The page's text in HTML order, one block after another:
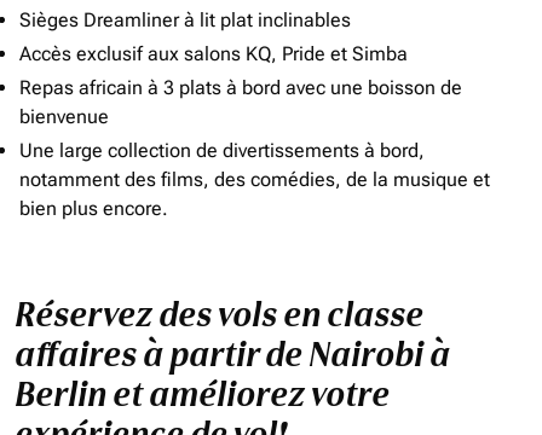
Sièges Dreamliner à lit plat inclinables
Accès exclusif aux salons KQ, Pride et Simba
Repas africain à 3 plats à bord avec une boisson de
bienvenue
Une large collection de divertissements à bord,
notamment des films, des comédies, de la musique et
bien plus encore.
Réservez des vols en classe
affaires à partir de Nairobi à
Berlin et améliorez votre